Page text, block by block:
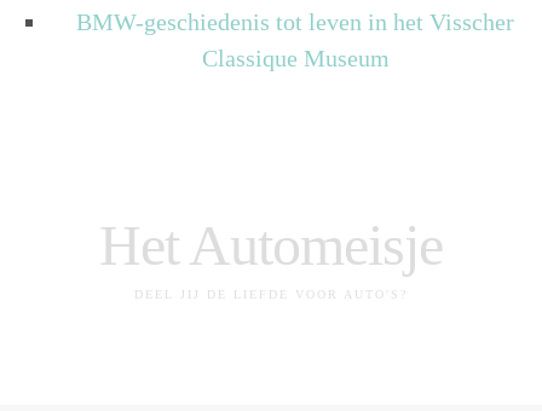
BMW-geschiedenis tot leven in het Visscher
Classique Museum
Het Automeisje
DEEL JIJ DE LIEFDE VOOR AUTO'S?